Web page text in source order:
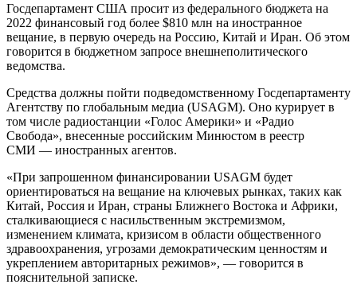
Госдепартамент США просит из федерального бюджета на
2022 финансовый год более $810 млн на иностранное
вещание, в первую очередь на Россию, Китай и Иран. Об этом
говорится в бюджетном запросе внешнеполитического
ведомства.
Средства должны пойти подведомственному Госдепартаменту
Агентству по глобальным медиа (USAGM). Оно курирует в
том числе радиостанции «Голос Америки» и «Радио
Свобода», внесенные российским Минюстом в реестр
СМИ — иностранных агентов.
«При запрошенном финансировании USAGM будет
ориентироваться на вещание на ключевых рынках, таких как
Китай, Россия и Иран, страны Ближнего Востока и Африки,
сталкивающиеся с насильственным экстремизмом,
изменением климата, кризисом в области общественного
здравоохранения, угрозами демократическим ценностям и
укреплением авторитарных режимов», — говорится в
пояснительной записке.